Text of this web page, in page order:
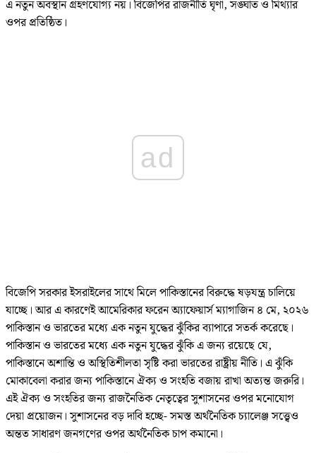
এ নতুন অবস্থান গ্রহণযোগ্য নয়। বিজেপির রাজনীতি ঘৃণা, সঙ্ঘাত ও মিথ্যার
ওপর প্রতিষ্ঠিত।
ad
বিজেপি সরকার ইসরাইলের সাথে মিলে পাকিস্তানের বিরুদ্ধে ষড়যন্ত্র চালিয়ে
যাচ্ছে। আর এ কারণেই আমেরিকার ফরেন অ্যাফেয়ার্স ম্যাগাজিন ৪ মে, ২০২৬
পাকিস্তান ও ভারতের মধ্যে এক নতুন যুদ্ধের ঝুঁকির ব্যাপারে সতর্ক করেছে।
পাকিস্তান ও ভারতের মধ্যে এক নতুন যুদ্ধের ঝুঁকি এ জন্য রয়েছে যে,
পাকিস্তানে অশান্তি ও অস্থিতিশীলতা সৃষ্টি করা ভারতের রাষ্ট্রীয় নীতি। এ ঝুঁকি
মোকাবেলা করার জন্য পাকিস্তানে ঐক্য ও সংহতি বজায় রাখা অত্যন্ত জরুরি।
এই ঐক্য ও সংহতির জন্য রাজনৈতিক নেতৃত্বের সুশাসনের ওপর মনোযোগ
দেয়া প্রয়োজন। সুশাসনের বড় দাবি হচ্ছে- সমস্ত অর্থনৈতিক চ্যালেঞ্জ সত্ত্বেও
অন্তত সাধারণ জনগণের ওপর অর্থনৈতিক চাপ কমানো।